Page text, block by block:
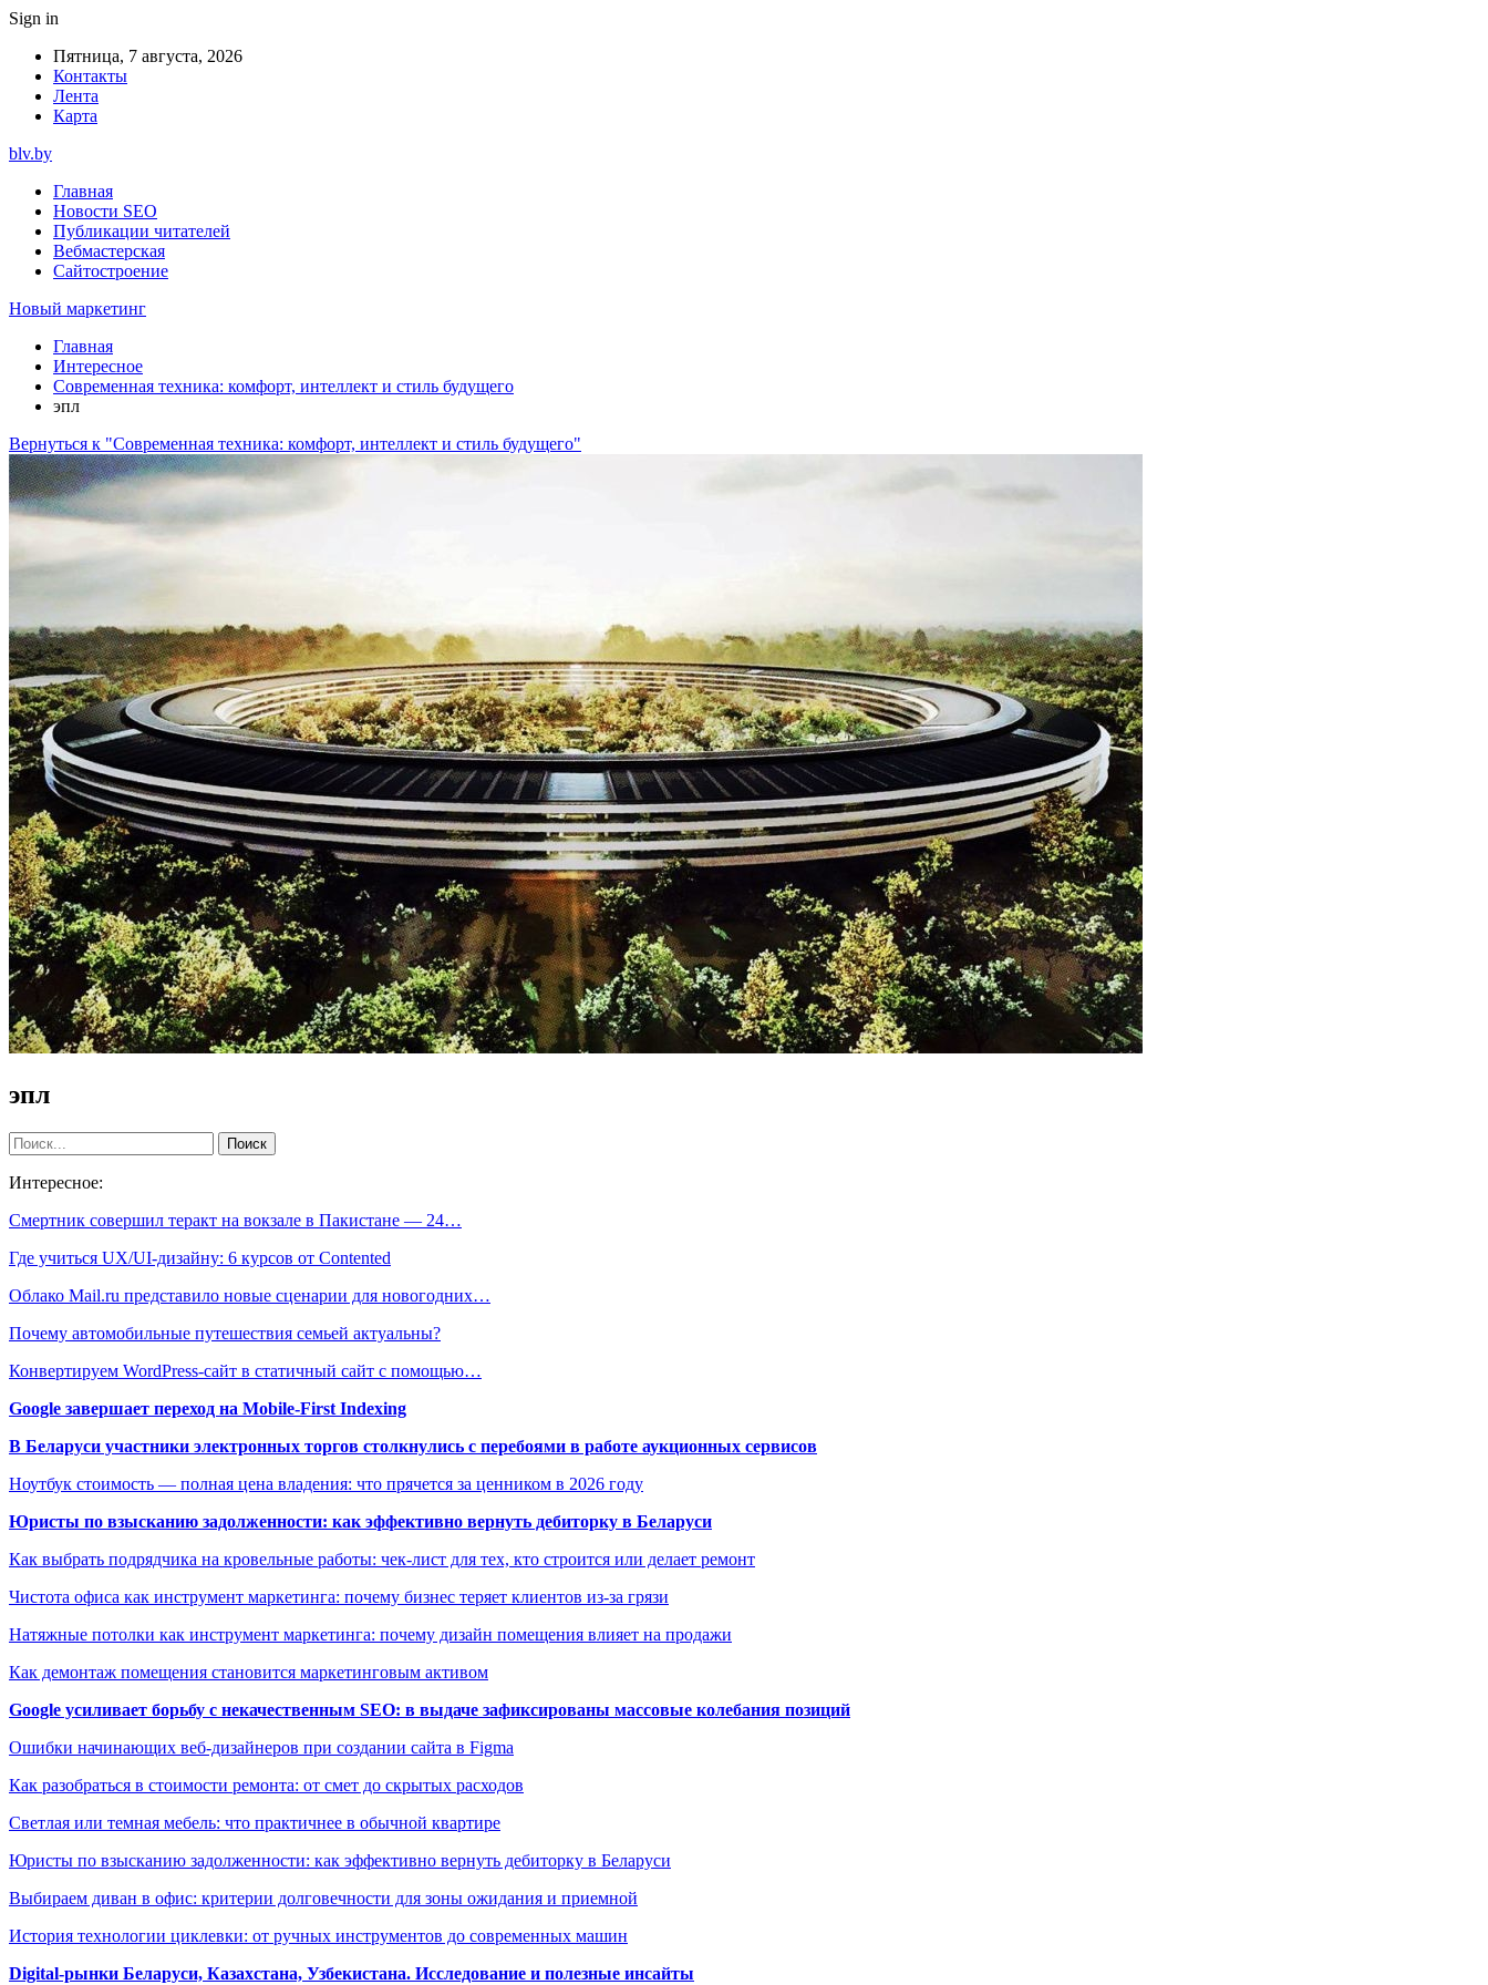
Sign in
Пятница, 7 августа, 2026
Контакты
Лента
Карта
blv.by
Главная
Новости SEO
Публикации читателей
Вебмастерская
Сайтостроение
Новый маркетинг
Главная
Интересное
Современная техника: комфорт, интеллект и стиль будущего
эпл
Вернуться к "Современная техника: комфорт, интеллект и стиль будущего"
эпл
Интересное:
Смертник совершил теракт на вокзале в Пакистане — 24…
Где учиться UX/UI-дизайну: 6 курсов от Contented
Облако Mail.ru представило новые сценарии для новогодних…
Почему автомобильные путешествия семьей актуальны?
Конвертируем WordPress-сайт в статичный сайт с помощью…
Google завершает переход на Mobile-First Indexing
В Беларуси участники электронных торгов столкнулись с перебоями в работе аукционных сервисов
Ноутбук стоимость — полная цена владения: что прячется за ценником в 2026 году
Юристы по взысканию задолженности: как эффективно вернуть дебиторку в Беларуси
Как выбрать подрядчика на кровельные работы: чек-лист для тех, кто строится или делает ремонт
Чистота офиса как инструмент маркетинга: почему бизнес теряет клиентов из-за грязи
Натяжные потолки как инструмент маркетинга: почему дизайн помещения влияет на продажи
Как демонтаж помещения становится маркетинговым активом
Google усиливает борьбу с некачественным SEO: в выдаче зафиксированы массовые колебания позиций
Ошибки начинающих веб-дизайнеров при создании сайта в Figma
Как разобраться в стоимости ремонта: от смет до скрытых расходов
Светлая или темная мебель: что практичнее в обычной квартире
Юристы по взысканию задолженности: как эффективно вернуть дебиторку в Беларуси
Выбираем диван в офис: критерии долговечности для зоны ожидания и приемной
История технологии циклевки: от ручных инструментов до современных машин
Digital-рынки Беларуси, Казахстана, Узбекистана. Исследование и полезные инсайты